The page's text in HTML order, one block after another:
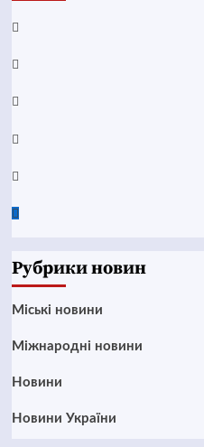
Facebook
YouTube
Telegram
Instagram
Twitter
Google
Рубрики новин
Mіські новини
Міжнародні новини
Новини
Новини України